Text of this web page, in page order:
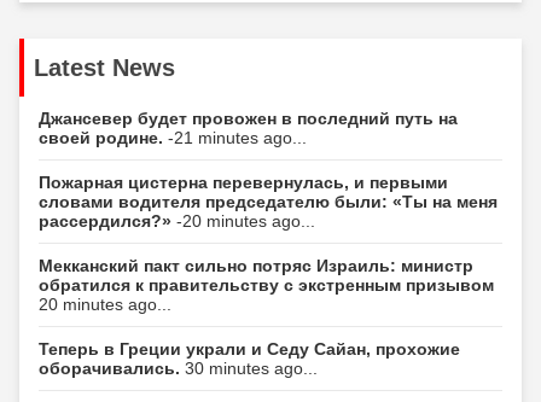
Latest News
Джансевер будет провожен в последний путь на
своей родине. -21 minutes ago...
Пожарная цистерна перевернулась, и первыми
словами водителя председателю были: «Ты на меня
рассердился?» -20 minutes ago...
Мекканский пакт сильно потряс Израиль: министр
обратился к правительству с экстренным призывом
20 minutes ago...
Теперь в Греции украли и Седу Сайан, прохожие
оборачивались. 30 minutes ago...